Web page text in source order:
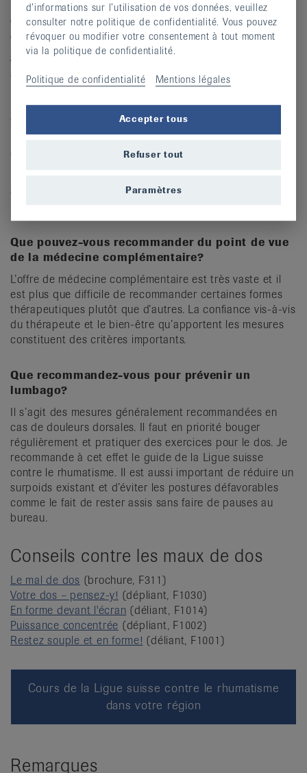
Quels sont les effets secondaires possibles de
ces médicaments?
S’ils sont pris sur une courte période, ces médicaments
sont très bien tolérés. Certains peuvent irriter la
muqueuse de l’estomac. Les médicaments plus forts
peuvent aussi limiter l’aptitude à conduire. Le mieux est
de demander conseil à son médecin généraliste.
Comment trouve-t-on la cause du lumbago?
d’où vient le lumbago. Compte tenu du rétablissement
Que pouvez-vous recommander du point de vue
de la médecine complémentaire?
L’offre de médecine complémentaire est très vaste et il
est plus que difficile de recommander certaines formes
thérapeutiques plutôt que d’autres. La confiance vis-à-vis
du thérapeute et le bien-être qu’apportent les mesures
constituent des critères importants.
Que recommandez-vous pour prévenir un
lumbago?
Il s’agit des mesures généralement recommandées en
cas de douleurs dorsales. Il faut en priorité bouger
régulièrement et pratiquer des exercices pour le dos. Je
recommande à cet effet le guide de la Ligue suisse
contre le rhumatisme. Il est aussi important de réduire un
surpoids existant et d’éviter les postures défavorables
comme le fait de rester assis sans faire de pauses au
bureau.
Conseils contre les maux de dos
Le mal de dos (brochure, F311)
Votre dos – pensez-y! (dépliant, F1030)
En forme devant l'écran (déliant, F1014)
Puissance concentrée (dépliant, F1002)
Restez souple et en forme! (déliant, F1001)
Cours de la Ligue suisse contre le rhumatisme
dans votre région
Remarques
d’informations sur l’utilisation de vos données, veuillez
consulter notre politique de confidentialité. Vous pouvez
révoquer ou modifier votre consentement à tout moment
via la politique de confidentialité.
Politique de confidentialité Mentions légales
Accepter tous
Refuser tout
Paramètres